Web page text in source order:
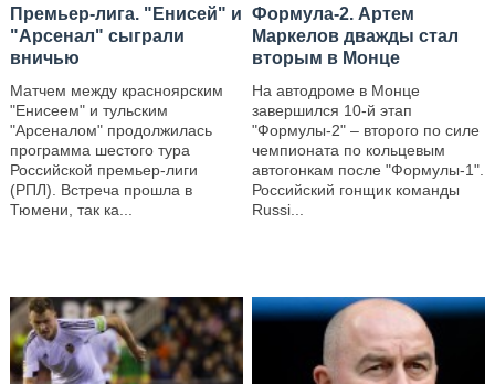
Премьер-лига. "Енисей" и
"Арсенал" сыграли
вничью
Матчем между красноярским
"Енисеем" и тульским
"Арсеналом" продолжилась
программа шестого тура
Российской премьер-лиги
(РПЛ). Встреча прошла в
Тюмени, так ка...
Формула-2. Артем
Маркелов дважды стал
вторым в Монце
На автодроме в Монце
завершился 10-й этап
"Формулы-2" – второго по силе
чемпионата по кольцевым
автогонкам после "Формулы-1".
Российский гонщик команды
Russi...